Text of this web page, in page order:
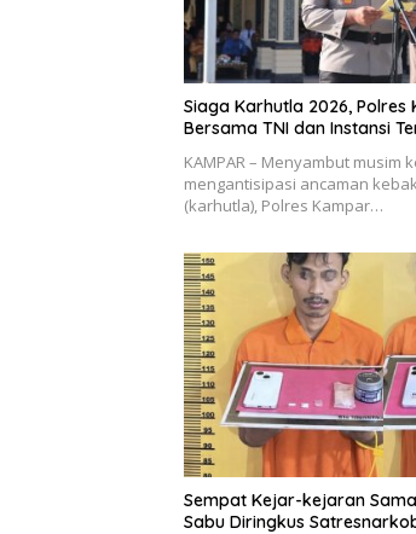
Siaga Karhutla 2026, Polres
Bersama TNI dan Instansi
KAMPAR – Menyambut musim
mengantisipasi ancaman
(karhutla), Polres Kampar…
Sempat Kejar-kejaran
Sabu Diringkus